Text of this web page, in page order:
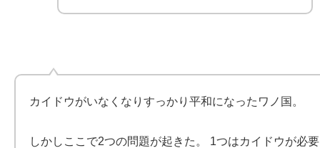
カイドウがいなくなりすっかり平和になったワノ国。
しかしここで2つの問題が起きた。 1つはカイドウが必要